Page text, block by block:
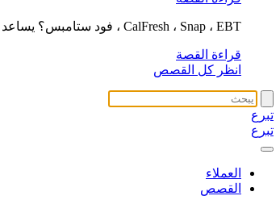
CalFresh ، Snap ، EBT ، فود ستامبس؟ يساعد فريق الاتصال الغذائي لدينا في التوضيح
قراءة القصة
انظر كل القصص
تبرع
تبرع
العملاء
القصص